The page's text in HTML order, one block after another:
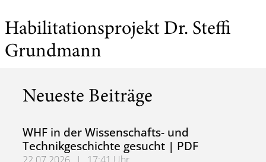
Habilitationsprojekt Dr. Steffi
Grundmann
Neueste Beiträge
WHF in der Wissenschafts- und
Technikgeschichte gesucht | PDF